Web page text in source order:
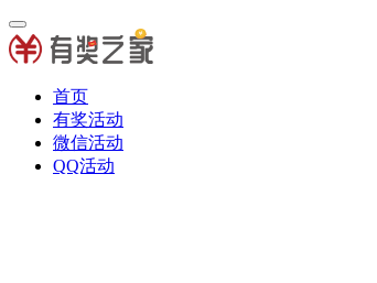
首页
有奖活动
微信活动
QQ活动